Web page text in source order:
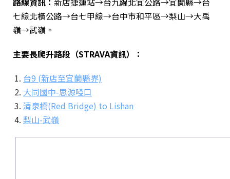
七線北橫公路→台七甲線→台中市和平區→梨山→大禹
嶺→武嶺。
主要長爬升路段（STRAVA資訊）：
台9 (新店至宜蘭縣界)
大同國中-思源啞口
清泉橋(Red Bridge) to Lishan
梨山-武嶺